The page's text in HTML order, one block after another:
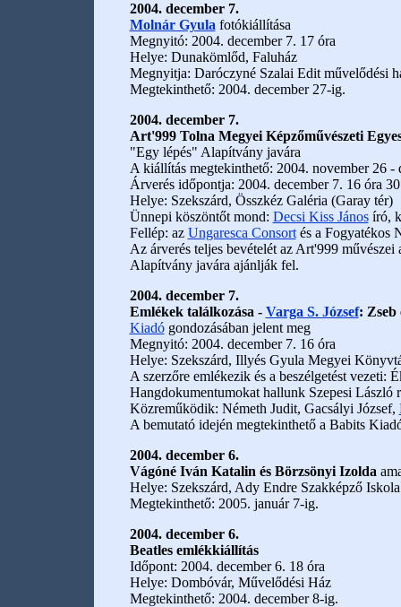
2004. december 7.
Molnár Gyula fotókiállítása
Megnyitó: 2004. december 7. 17 óra
Helye: Dunakömlőd, Faluház
Megnyitja: Daróczyné Szalai Edit művelődési
Megtekinthető: 2004. december 27-ig.
2004. december 7.
Art'999 Tolna Megyei Képzőművészeti
"Egy lépés" Alapítvány javára
A kiállítás megtekinthető: 2004. november 26 -
Árverés időpontja: 2004. december 7. 16 óra
Helye: Szekszárd, Összkéz Galéria (Garay tér)
Ünnepi köszöntőt mond: Decsi Kiss Jánosíró,
Fellép: az Ungaresca Consortés a Fogyatékos
Az árverés teljes bevételét az Art'999
Alapítvány javára ajánlják fel.
2004. december 7.
Emlékek találkozása - Varga S. József: Zseb
Kiadógondozásában jelent meg
Megnyitó: 2004. december 7. 16 óra
Helye: Szekszárd, Illyés Gyula Megyei
A szerzőre emlékezik és a beszélgetést vezeti:
Hangdokumentumokat hallunk Szepesi László
Közreműködik: Németh Judit, Gacsályi József,
A bemutató idején megtekinthető a Babits
2004. december 6.
Vágóné Iván Katalin és Börzsönyi Izolda
Helye: Szekszárd, Ady Endre Szakképző
Megtekinthető: 2005. január 7-ig.
2004. december 6.
Beatles emlékkiállítás
Időpont: 2004. december 6. 18 óra
Helye: Dombóvár, Művelődési Ház
Megtekinthető: 2004. december 8-ig.